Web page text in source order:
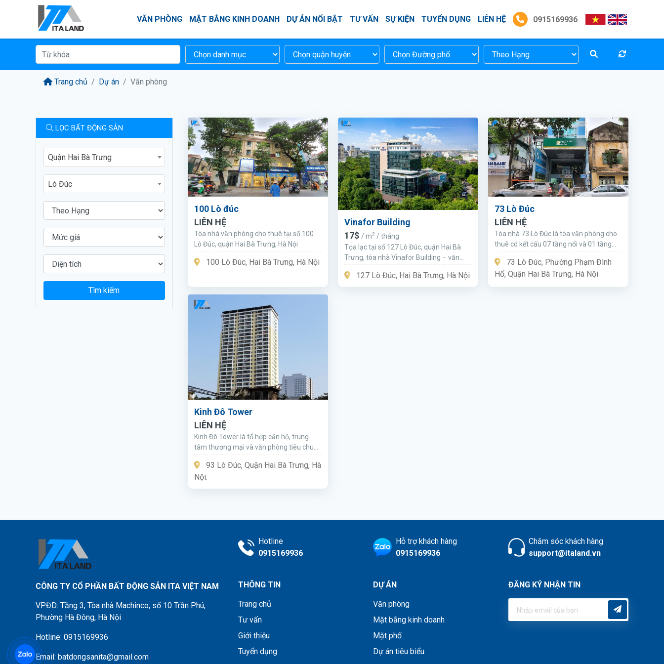
VĂN PHÒNG MẶT BẰNG KINH DOANH DỰ ÁN NỔI BẬT TƯ VẤN SỰ KIỆN TUYỂN DỤNG LIÊN HỆ 0915169936
Trang chủ Dự án Văn phòng
LỌC BẤT ĐỘNG SẢN
Quận Hai Bà Trưng
Lò Đúc
Tìm kiếm
100 Lò đúc
LIÊN HỆ
Tòa nhà văn phòng cho thuê tại số 100
Lò Đúc, quận Hai Bà Trưng, Hà Nội
100 Lò Đúc, Hai Bà Trưng, Hà Nội
Vinafor Building
17$ / m2/ tháng
Tọa lạc tại số 127 Lò Đúc, quận Hai Bà
Trưng, tòa nhà Vinafor Building – văn
chọn thuê văn phòng tại Hai Bà Trưng.
127 Lò Đúc, Hai Bà Trưng, Hà Nội
73 Lò Đúc
LIÊN HỆ
Tòa nhà 73 Lò Đúc là tòa văn phòng cho
thuê có kết cấu 07 tầng nổi và 01 tầng
145m²/sàn.
73 Lò Đúc, Phường Phạm Đình
Hổ, Quận Hai Bà Trưng, Hà Nội
Kinh Đô Tower
LIÊN HỆ
Kinh Đô Tower là tổ hợp căn hộ, trung
tâm thương mại và văn phòng tiêu chuẩn
Đúc, Quận Hai Bà Trưng.
93 Lò Đúc, Quận Hai Bà Trưng, Hà
Nội.
CÔNG TY CỔ PHẦN BẤT ĐỘNG SẢN ITA VIỆT NAM
VPĐD: Tầng 3, Tòa nhà Machinco, số 10 Trần Phú,
Phường Hà Đông, Hà Nội
Hotline: 0915169936
Email: batdongsanita@gmail.com
Hotline
0915169936
Hỗ trợ khách hàng
0915169936
Chăm sóc khách hàng
support@italand.vn
THÔNG TIN
Trang chủ
Tư vấn
Giới thiệu
Tuyển dụng
DỰ ÁN
Văn phòng
Mặt bằng kinh doanh
Mặt phố
Dự án tiêu biểu
ĐĂNG KÝ NHẬN TIN